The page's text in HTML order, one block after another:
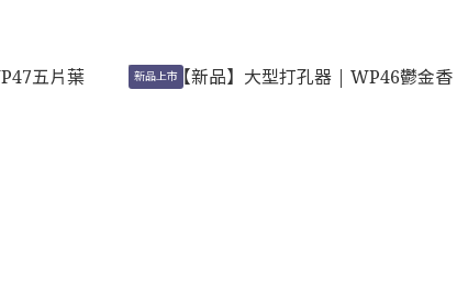
新品上市